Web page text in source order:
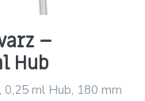
–
Hub
ml Hub, 180 mm